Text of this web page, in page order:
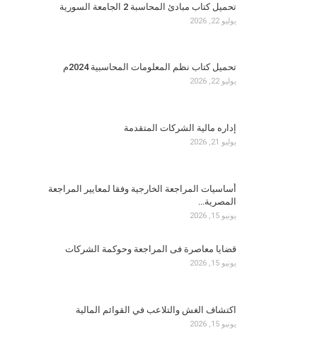
تحميل كتاب مبادئ المحاسبة 2 الجامعة السورية
يوليو 22, 2026
تحميل كتاب نظم المعلومات المحاسبية 2024م
يوليو 22, 2026
إداره مالية الشركات المتقدمة
يوليو 21, 2026
أساسيات المراجعة الخارجية وفقا لمعايير المراجعة
المصرية…
يونيو 15, 2026
قضايا معاصرة فى المراجعة وحوكمة الشركات
يونيو 15, 2026
اكتشاف الغش والتلاعب في القوائم المالية
يونيو 15, 2026